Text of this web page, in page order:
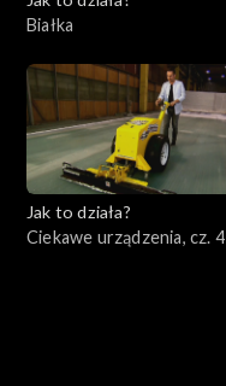
Białka
Jak to działa?
Ciekawe urządzenia, cz. 4